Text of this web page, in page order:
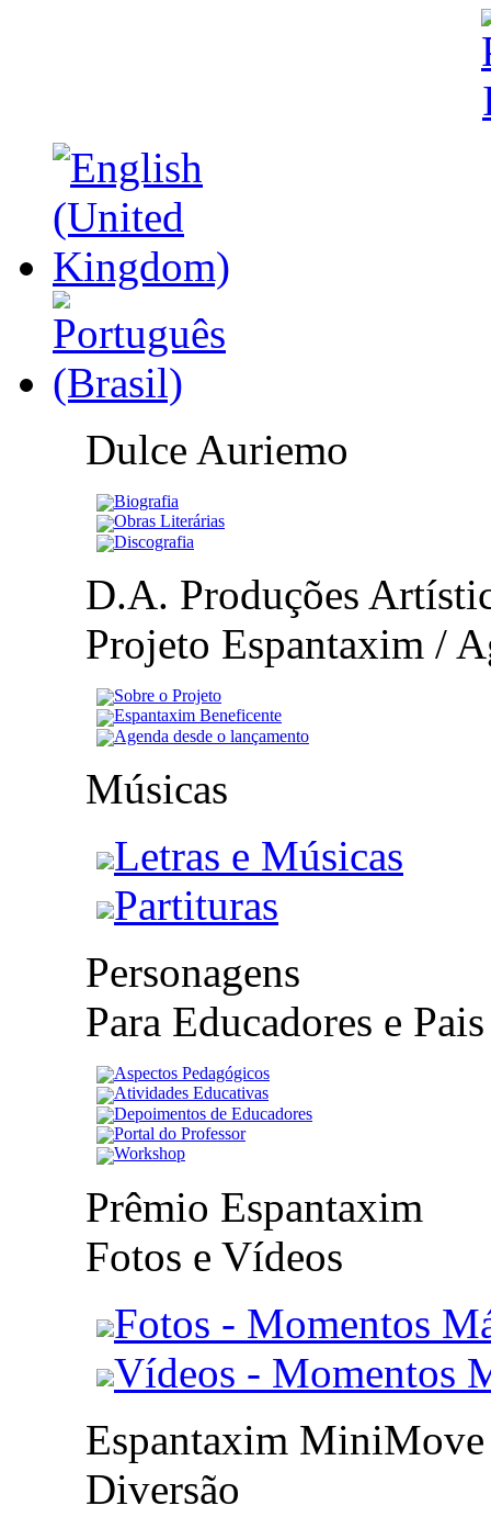
Dulce Auriemo
Biografia
Obras Literárias
Discografia
D.A. Produções
Projeto Espantaxim /
Sobre o Projeto
Espantaxim Beneficente
Agenda desde o lançamento
Músicas
Letras e Músicas
Partituras
Personagens
Para Educadores e Pais
Aspectos Pedagógicos
Atividades Educativas
Depoimentos de Educadores
Portal do Professor
Workshop
Prêmio Espantaxim
Fotos e Vídeos
Fotos - Momentos
Vídeos - Momentos
Espantaxim MiniMove
Diversão